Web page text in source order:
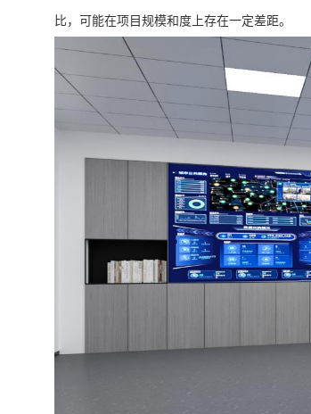
比，可能在项目规模和度上存在一定差距。